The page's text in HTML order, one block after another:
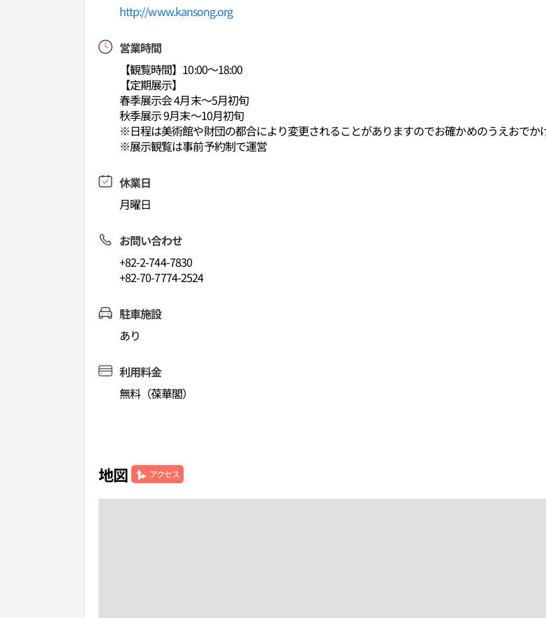
http://www.kansong.org
営業時間
【観覧時間】10:00～18:00
【定期展示】
春季展示会 4月末～5月初旬
秋季展示 9月末～10月初旬
※日程は美術館や財団の都合により変更されることがありますのでお確かめのうえおでか
※展示観覧は事前予約制で運営
休業日
月曜日
お問い合わせ
+82-2-744-7830
+82-70-7774-2524
駐車施設
あり
利用料金
無料（葆華閣）
地図 アクセス